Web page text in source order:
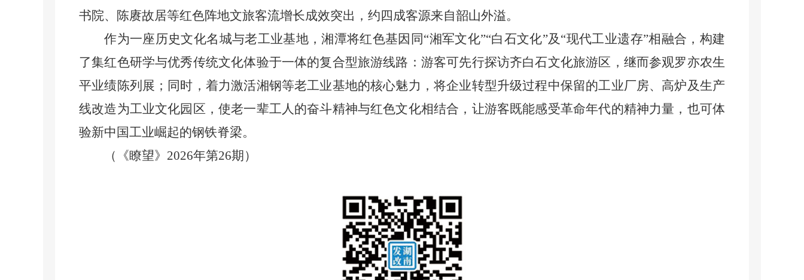
书院、陈赓故居等红色阵地文旅客流增长成效突出，约四成客源来自韶山外溢。
作为一座历史文化名城与老工业基地，湘潭将红色基因同“湘军文化”“白石文化”及“现代工业遗存”相融合，构建
了集红色研学与优秀传统文化体验于一体的复合型旅游线路：游客可先行探访齐白石文化旅游区，继而参观罗亦农生
平业绩陈列展；同时，着力激活湘钢等老工业基地的核心魅力，将企业转型升级过程中保留的工业厂房、高炉及生产
线改造为工业文化园区，使老一辈工人的奋斗精神与红色文化相结合，让游客既能感受革命年代的精神力量，也可体
验新中国工业崛起的钢铁脊梁。
（《瞭望》2026年第26期）